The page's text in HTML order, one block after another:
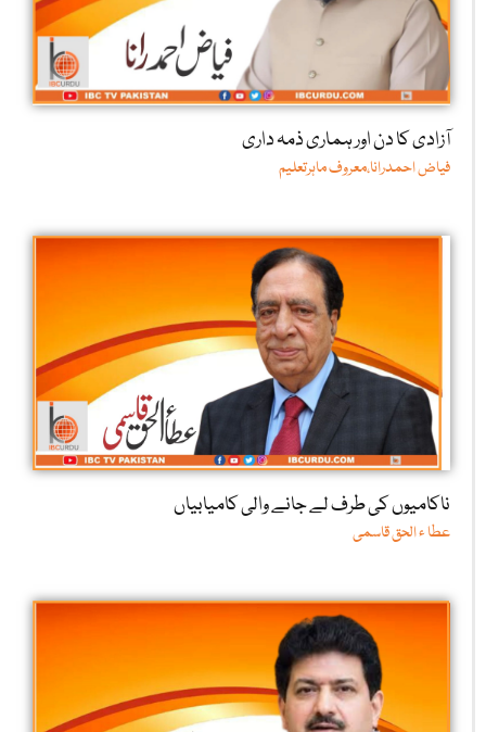
آزادی کا دن اور ہماری ذمہ داری
فیاض احمدرانا،معروف ماہرتعلیم
ناکامیوں کی طرف لے جانے والی کامیابیاں
عطا ء الحق قاسمی